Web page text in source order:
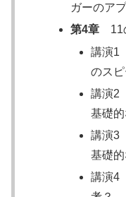
ガーのア
第4章 11
講演1
のス
講演2
基礎
講演3
基礎
講演4